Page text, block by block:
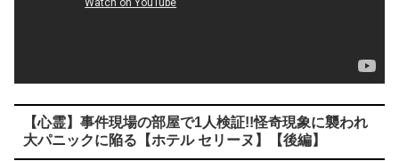
【心霊】事件現場の部屋で1人検証!!怪奇現象に襲われ
大パニックに陥る【ホテル セリーヌ】【後編】